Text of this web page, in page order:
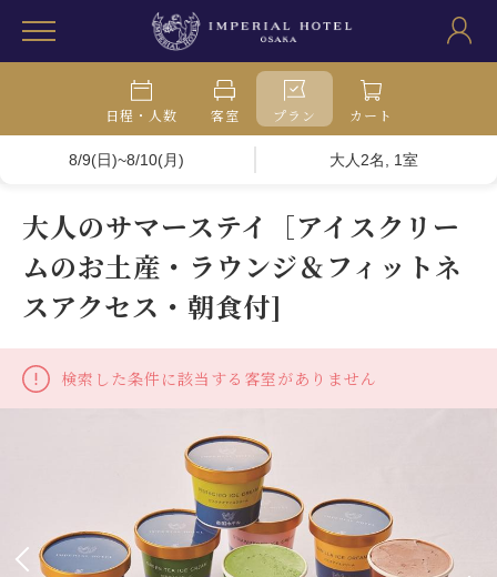
日程・人数 客室 プラン カート
8/9(日)~8/10(月) 大人2名, 1室
大人のサマーステイ［アイスクリー
ムのお土産・ラウンジ＆フィットネ
スアクセス・朝食付]
検索した条件に該当する客室がありません